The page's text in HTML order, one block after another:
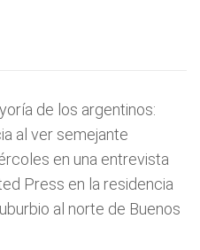
de los argentinos:
al ver semejante
en una entrevista
Press en la residencia
al norte de Buenos